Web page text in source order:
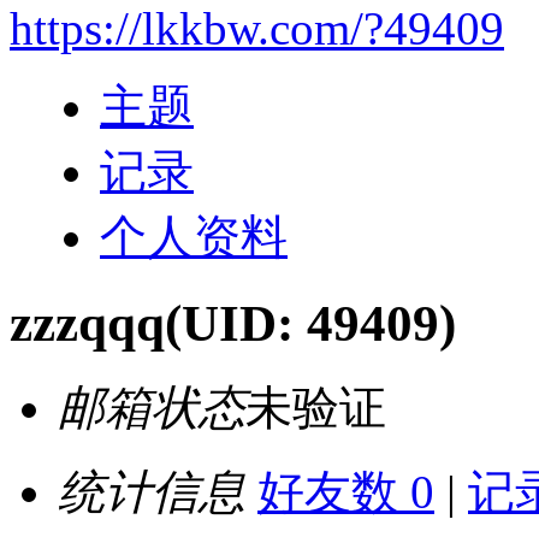
https://lkkbw.com/?49409
主题
记录
个人资料
zzzqqq(UID: 49409)
邮箱状态未验证
统计信息 好友数 0 | 记